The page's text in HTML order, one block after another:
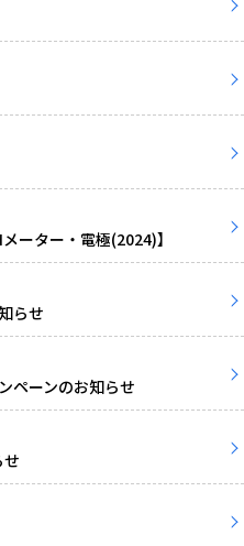
ーター・電極(2024)】
らせ
ペーンのお知らせ